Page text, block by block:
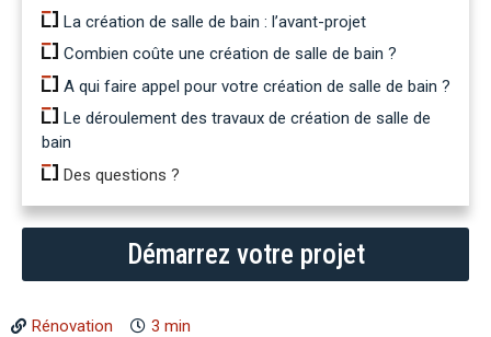
La création de salle de bain : l’avant-projet
Combien coûte une création de salle de bain ?
A qui faire appel pour votre création de salle de bain ?
Le déroulement des travaux de création de salle de
bain
Des questions ?
Démarrez votre projet
Rénovation
3 min